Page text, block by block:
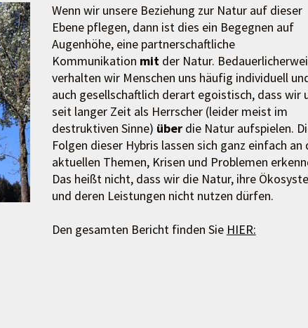
Wenn wir unsere Beziehung zur Natur auf dieser
Ebene pflegen, dann ist dies ein Begegnen auf
Augenhöhe, eine partnerschaftliche
Kommunikation mit der Natur.
verhalten wir Menschen uns häufig individuell
auch gesellschaftlich derart egoistisch, dass wir
seit langer Zeit als Herrscher (leider meist im
destruktiven Sinne) überdie Natur aufspielen.
Folgen dieser Hybris lassen sich ganz einfach an
aktuellen Themen, Krisen und Problemen
Das heißt nicht, dass wir die Natur, ihre
und deren Leistungen nicht nutzen dürfen.
Den gesamten Bericht finden Sie HIER: